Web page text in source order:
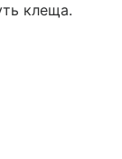
клеща.